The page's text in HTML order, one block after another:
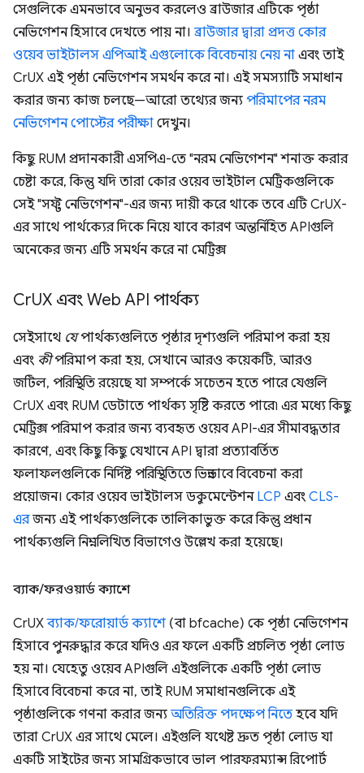
সেগুলিকে এমনভাবে অনুভব করলেও ব্রাউজার এটিকে পৃষ্ঠা
নেভিগেশন হিসাবে দেখতে পায় না। ব্রাউজার দ্বারা প্রদত্ত কোর
ওয়েব ভাইটালস এপিআই এগুলোকে বিবেচনায় নেয় না এবং তাই
CrUX এই পৃষ্ঠা নেভিগেশন সমর্থন করে না। এই সমস্যাটি সমাধান
করার জন্য কাজ চলছে—আরো তথ্যের জন্য পরিমাপের নরম
নেভিগেশন পোস্টের পরীক্ষা দেখুন।
কিছু RUM প্রদানকারী এসপিএ-তে "নরম নেভিগেশন" শনাক্ত করার
চেষ্টা করে, কিন্তু যদি তারা কোর ওয়েব ভাইটাল মেট্রিকগুলিকে
সেই "সফ্ট নেভিগেশন"-এর জন্য দায়ী করে থাকে তবে এটি CrUX-
এর সাথে পার্থক্যের দিকে নিয়ে যাবে কারণ অন্তর্নিহিত APIগুলি
অনেকের জন্য এটি সমর্থন করে না মেট্রিক্স
CrUX এবং Web API পার্থক্য
সেইসাথে যেপার্থক্যগুলিতে পৃষ্ঠার দৃশ্যগুলি পরিমাপ করা হয়
এবং কীপরিমাপ করা হয়, সেখানে আরও কয়েকটি, আরও
জটিল, পরিস্থিতি রয়েছে যা সম্পর্কে সচেতন হতে পারে যেগুলি
CrUX এবং RUM ডেটাতে পার্থক্য সৃষ্টি করতে পারে৷ এর মধ্যে কিছু
মেট্রিক্স পরিমাপ করার জন্য ব্যবহৃত ওয়েব API-এর সীমাবদ্ধতার
কারণে, এবং কিছু কিছু যেখানে API দ্বারা প্রত্যাবর্তিত
ফলাফলগুলিকে নির্দিষ্ট পরিস্থিতিতে ভিন্নভাবে বিবেচনা করা
প্রয়োজন। কোর ওয়েব ভাইটালস ডকুমেন্টেশন LCP এবং CLS-
এরজন্য এই পার্থক্যগুলিকে তালিকাভুক্ত করে কিন্তু প্রধান
পার্থক্যগুলি নিম্নলিখিত বিভাগেও উল্লেখ করা হয়েছে।
ব্যাক/ফরওয়ার্ড ক্যাশে
CrUXব্যাক/ফরোয়ার্ড ক্যাশে (বা bfcache) কে পৃষ্ঠা নেভিগেশন
হিসাবে পুনরুদ্ধার করে যদিও এর ফলে একটি প্রচলিত পৃষ্ঠা লোড
হয় না। যেহেতু ওয়েব APIগুলি এইগুলিকে একটি পৃষ্ঠা লোড
হিসাবে বিবেচনা করে না, তাই RUM সমাধানগুলিকে এই
পৃষ্ঠাগুলিকে গণনা করার জন্য অতিরিক্ত পদক্ষেপ নিতে হবে যদি
তারা CrUX এর সাথে মেলে। এইগুলি যথেষ্ট দ্রুত পৃষ্ঠা লোড যা
একটি সাইটের জন্য সামগ্রিকভাবে ভাল পারফরম্যান্স রিপোর্ট